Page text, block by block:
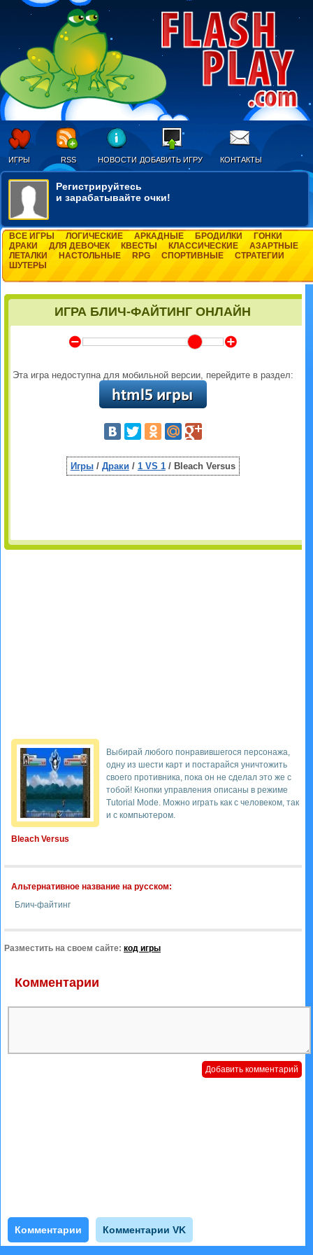
ИГРЫ RSS НОВОСТИ ДОБАВИТЬ ИГРУ КОНТАКТЫ
Регистрируйтесь
и зарабатывайте очки!
ВСЕ ИГРЫ ЛОГИЧЕСКИЕ АРКАДНЫЕ БРОДИЛКИ
ГОНКИ
ДРАКИ
ДЛЯ ДЕВОЧЕК КВЕСТЫ КЛАССИЧЕСКИЕ
АЗАРТНЫЕ
ЛЕТАЛКИ
НАСТОЛЬНЫЕ RPG СПОРТИВНЫЕ
СТРАТЕГИИ
ШУТЕРЫ
ИГРА БЛИЧ-ФАЙТИНГ ОНЛАЙН
Y Z
Эта игра недоступна для мобильной версии, перейдите в раздел:
Игры/ Драки / 1 VS 1/ Bleach Versus
Bleach Versus
Выбирай любого понравившегося персонажа,
одну из шести карт и постарайся уничтожить
своего противника, пока он не сделал это же с
тобой! Кнопки управления описаны в режиме
Tutorial Mode. Можно играть как с человеком, так
и с компьютером.
Альтернативное название на русском:
Блич-файтинг
Разместить на своем сайте: код игры
Комментарии
Комментарии Комментарии VK